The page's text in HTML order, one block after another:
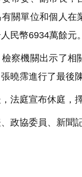
關單位和個人
民幣6934萬餘元
察機關出示了相
曉霈進行了最後
法庭宣布休庭，擇
政協委員、新聞